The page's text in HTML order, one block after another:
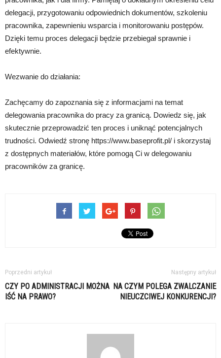
delegacji, przygotowaniu odpowiednich dokumentów, szkoleniu
pracownika, zapewnieniu wsparcia i monitorowaniu postępów.
Dzięki temu proces delegacji będzie przebiegał sprawnie i
efektywnie.
Wezwanie do działania:
Zachęcamy do zapoznania się z informacjami na temat
delegowania pracownika do pracy za granicą. Dowiedz się, jak
skutecznie przeprowadzić ten proces i uniknąć potencjalnych
trudności. Odwiedź stronę https://www.baseprofit.pl/ i skorzystaj
z dostępnych materiałów, które pomogą Ci w delegowaniu
pracowników za granicę.
Poprzedni artykuł
CZY PO ADMINISTRACJI MOŻNA
IŚĆ NA PRAWO?
Następny artykuł
NA CZYM POLEGA ZWALCZANIE
NIEUCZCIWEJ KONKURENCJI?